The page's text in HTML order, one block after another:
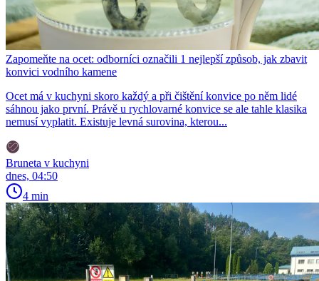
Zapomeňte na ocet: odborníci označili 1 nejlepší způsob, jak zbavit
konvici vodního kamene
Ocet má v kuchyni skoro každý a při čištění konvice po něm lidé
sáhnou jako první. Právě u rychlovarné konvice se ale tahle klasika
nemusí vyplatit. Existuje levná surovina, kterou...
Bruneta v kuchyni
dnes, 04:50
4 min